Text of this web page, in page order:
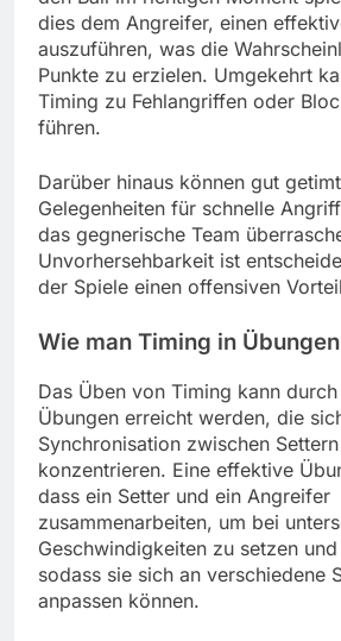
dies dem Angreifer, einen
auszuführen, was die
Punkte zu erzielen. Umgekehrt
Timing zu Fehlangriffen oder
führen.
Darüber hinaus können gut
Gelegenheiten für schnelle
das gegnerische Team
Unvorhersehbarkeit ist
der Spiele einen offensiven
Wie man Timing in
Das Üben von Timing kann
Übungen erreicht werden, die
Synchronisation zwischen
konzentrieren. Eine effektive
dass ein Setter und ein Angreifer
zusammenarbeiten, um bei
Geschwindigkeiten zu setzen
sodass sie sich an verschiedene
anpassen können.